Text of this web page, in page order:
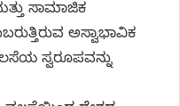
ಸಾಮಾಜಿಕ
ಅಸ್ವಾಭಾವಿಕ
ಸ್ವರೂಪವನ್ನು